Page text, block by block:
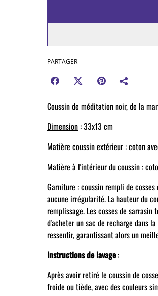
PARTAGER
Coussin de méditation noir, de la
Dimension : 33x13 cm
Matière coussin extérieur : coton
Matière à l'intérieur du coussin :
Garniture : coussin rempli de
aucune irrégularité. La hauteur du
remplissage. Les cosses de
d'acheter un sac de recharge dans
ressentir, garantissant alors un
Instructions de lavage:
Après avoir retiré le coussin de
froide ou tiède, avec des couleurs